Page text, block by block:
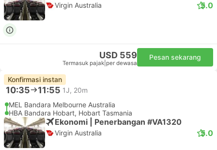
Virgin Australia 5.0
USD 559
Termasuk pajak per dewasa
Pesan sekarang
Konfirmasi instan
10:35 11:55 1J, 20m
MEL Bandara Melbourne Australia
HBA Bandara Hobart, Hobart Tasmania
Ekonomi | Penerbangan #VA1320
Virgin Australia 5.0